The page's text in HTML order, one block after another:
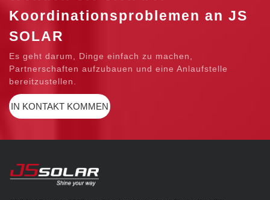
Koordinationsproblemen an JS
SOLAR
Es geht darum, Dinge einfach zu machen,
Partnerschaften aufzubauen und eine Anlaufstelle
bereitzustellen.
IN KONTAKT KOMMEN